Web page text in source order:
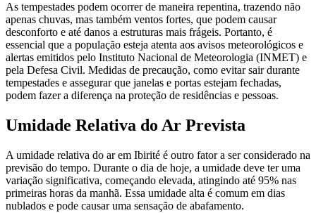
As tempestades podem ocorrer de maneira repentina, trazendo não
apenas chuvas, mas também ventos fortes, que podem causar
desconforto e até danos a estruturas mais frágeis. Portanto, é
essencial que a população esteja atenta aos avisos meteorológicos e
alertas emitidos pelo Instituto Nacional de Meteorologia (INMET) e
pela Defesa Civil. Medidas de precaução, como evitar sair durante
tempestades e assegurar que janelas e portas estejam fechadas,
podem fazer a diferença na proteção de residências e pessoas.
Umidade Relativa do Ar Prevista
A umidade relativa do ar em Ibirité é outro fator a ser considerado na
previsão do tempo. Durante o dia de hoje, a umidade deve ter uma
variação significativa, começando elevada, atingindo até 95% nas
primeiras horas da manhã. Essa umidade alta é comum em dias
nublados e pode causar uma sensação de abafamento.